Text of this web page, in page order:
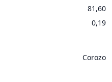
81,60
0,19
Corozo